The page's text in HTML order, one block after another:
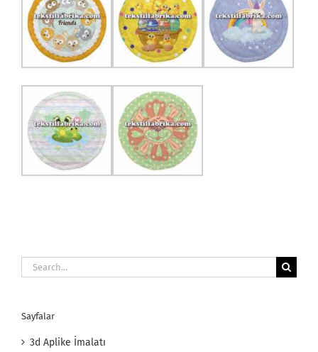
Search
for:
Sayfalar
3d Aplike İmalatı